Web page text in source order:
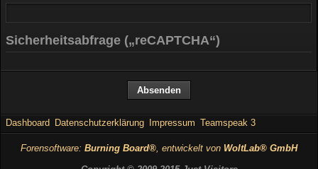
Sicherheitsabfrage („reCAPTCHA“)
Dashboard Datenschutzerklärung Impressum Teamspeak 3
Forensoftware: Burning Board®, entwickelt von WoltLab® GmbH